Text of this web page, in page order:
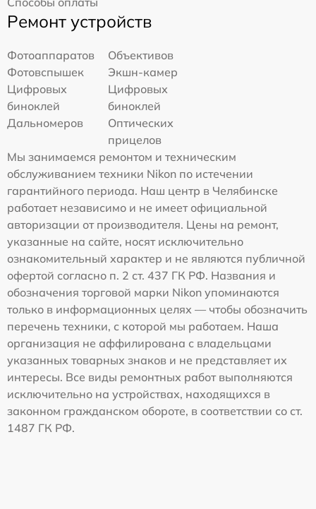
Ремонт устройств
Фотоаппаратов
Объективов
Фотовспышек
Экшн-камер
Цифровых
биноклей
Цифровых
биноклей
Дальномеров
Оптических
прицелов
Мы занимаемся ремонтом и техническим
обслуживанием техники Nikon по истечении
гарантийного периода. Наш центр в Челябинске
работает независимо и не имеет официальной
авторизации от производителя. Цены на ремонт,
указанные на сайте, носят исключительно
ознакомительный характер и не являются публичной
офертой согласно п. 2 ст. 437 ГК РФ. Названия и
обозначения торговой марки Nikon упоминаются
только в информационных целях — чтобы обозначить
перечень техники, с которой мы работаем. Наша
организация не аффилирована с владельцами
указанных товарных знаков и не представляет их
интересы. Все виды ремонтных работ выполняются
исключительно на устройствах, находящихся в
законном гражданском обороте, в соответствии со ст.
1487 ГК РФ.